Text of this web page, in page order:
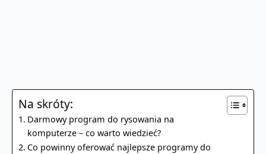
Na skróty:
Darmowy program do rysowania na
komputerze – co warto wiedzieć?
Co powinny oferować najlepsze programy do